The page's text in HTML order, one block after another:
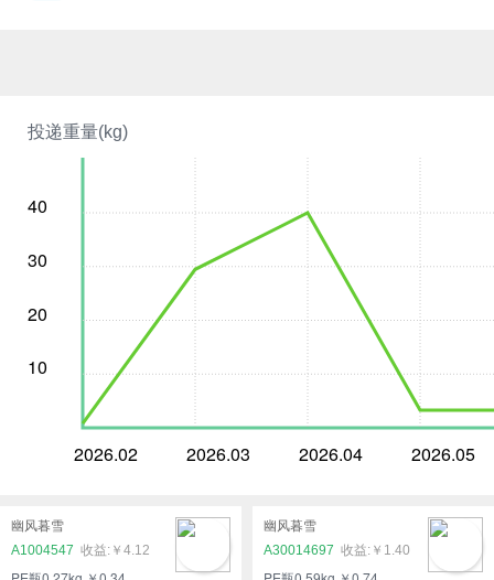
投递重量(kg)
40
30
20
10
2026.02 2026.03 2026.04 2026.05
幽风暮雪
A1004547
￥4.12
幽风暮雪
A30014697
￥1.40